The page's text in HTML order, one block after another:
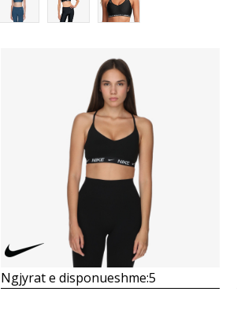
Krahasoni
Ngjyrat e disponueshme:5